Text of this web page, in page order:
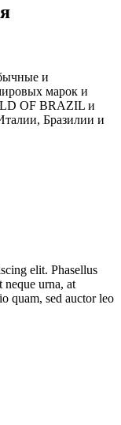
и
марок и
OF BRAZIL и
Бразилии и
elit. Phasellus
neque urna, at
quam, sed auctor leo